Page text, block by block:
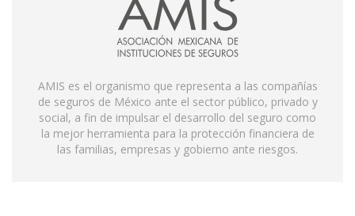
AMIS es el organismo que representa a las compañías
de seguros de México ante el sector público, privado y
social, a fin de impulsar el desarrollo del seguro como
la mejor herramienta para la protección financiera de
las familias, empresas y gobierno ante riesgos.